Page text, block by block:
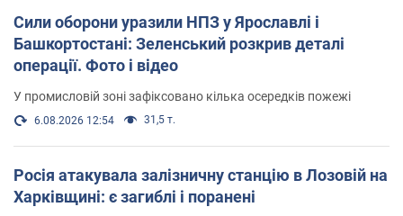
Сили оборони уразили НПЗ у Ярославлі і
Башкортостані: Зеленський розкрив деталі
операції. Фото і відео
У промисловій зоні зафіксовано кілька осередків пожежі
6.08.2026 12:54 31,5 т.
Росія атакувала залізничну станцію в Лозовій на
Харківщині: є загиблі і поранені